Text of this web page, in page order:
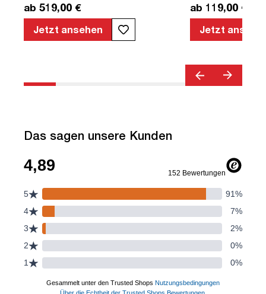
Höhenverstellbar | Verstellbare
Armlehnen | Verstellbare Rückenlehne |
Belastbar bis 120kg | Textil | Schwarz |
ab 519,00 €
Jetzt ansehen
ab 119,00 €
Jetzt
Das sagen unsere Kunden